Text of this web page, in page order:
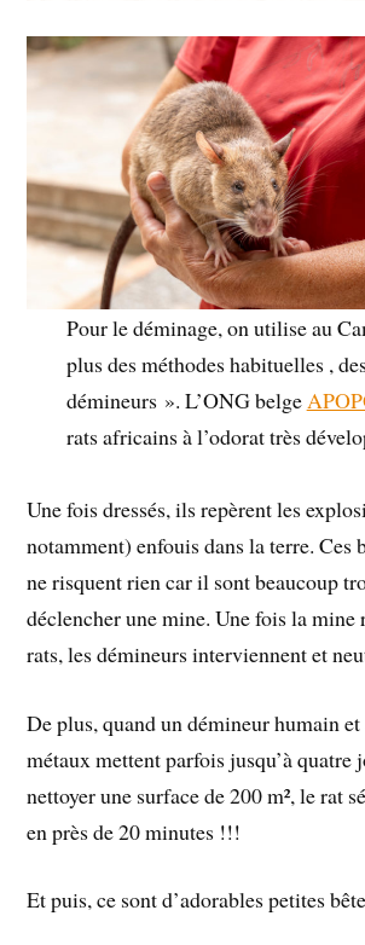
Pour le déminage, on utilise au
plus des méthodes habituelles ,
démineurs ». L’ONG belge
rats africains à l’odorat très
Une fois dressés, ils repèrent les
notamment) enfouis dans la terre. Ces
ne risquent rien car il sont beaucoup
déclencher une mine. Une fois la mine
rats, les démineurs interviennent et
De plus, quand un démineur humain
métaux mettent parfois jusqu’à quatre
nettoyer une surface de 200 m², le rat
en près de 20 minutes !!!
Et puis, ce sont d’adorables petites